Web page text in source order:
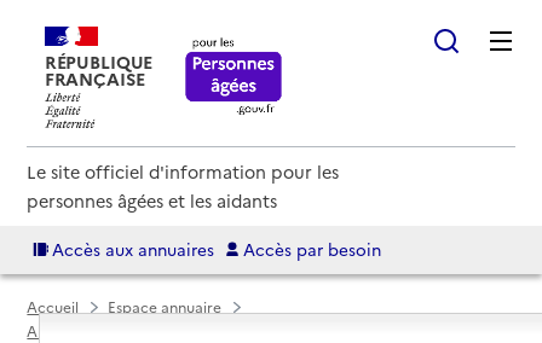
RÉPUBLIQUE
FRANÇAISE
Le site officiel d'information pour les
personnes âgées et les aidants
Accès aux annuaires Accès par besoin
Accueil
Espace annuaire
Annuaire EHPAD et maisons de retraite